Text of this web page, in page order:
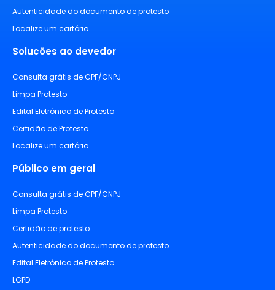
Autenticidade do documento de protesto
Localize um cartório
Solucões ao devedor
Consulta grátis de CPF/CNPJ
Limpa Protesto
Edital Eletrônico de Protesto
Certidão de Protesto
Localize um cartório
Público em geral
Consulta grátis de CPF/CNPJ
Limpa Protesto
Certidão de protesto
Autenticidade do documento de protesto
Edital Eletrônico de Protesto
LGPD